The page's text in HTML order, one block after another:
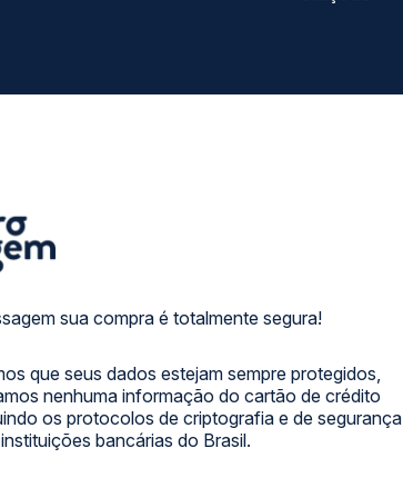
sua compra é totalmente segura!
que seus dados estejam sempre protegidos,
nenhuma informação do cartão de crédito
os protocolos de criptografia e de segurança
bancárias do Brasil.